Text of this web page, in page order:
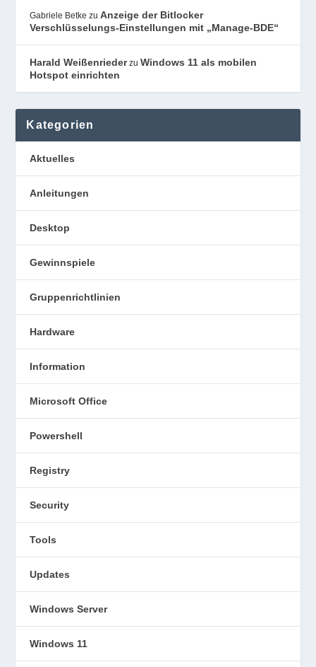
Gabriele Betke zuAnzeige der Bitlocker
Verschlüsselungs-Einstellungen mit „Manage-BDE“
Harald WeißenriederzuWindows 11 als mobilen
Hotspot einrichten
Kategorien
Aktuelles
Anleitungen
Desktop
Gewinnspiele
Gruppenrichtlinien
Hardware
Information
Microsoft Office
Powershell
Registry
Security
Tools
Updates
Windows Server
Windows 11